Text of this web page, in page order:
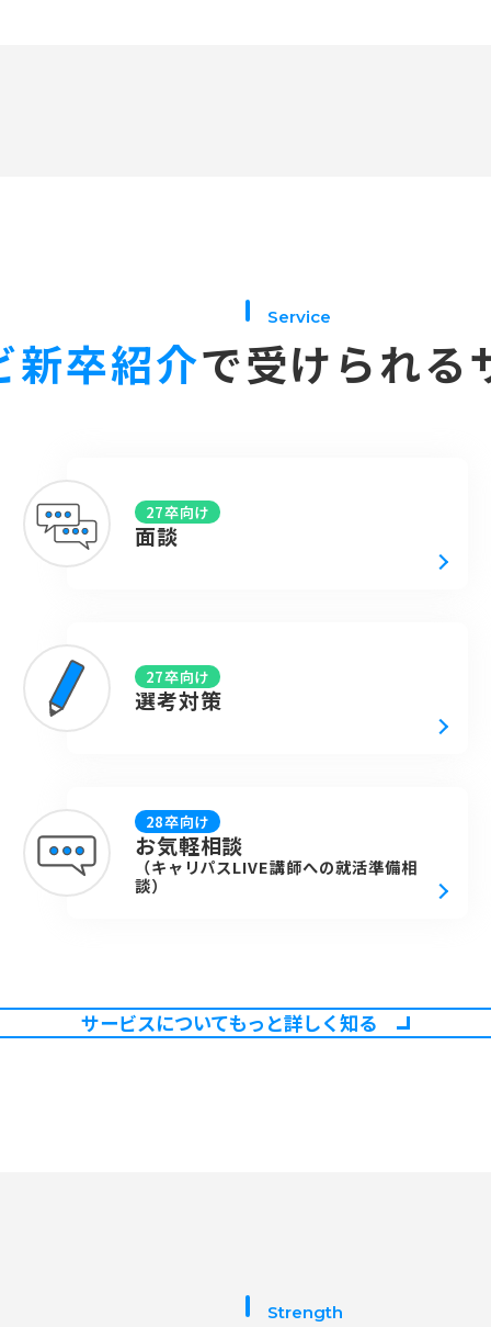
Service
新卒紹介で受けられる
27卒向け
面談
27卒向け
選考対策
28卒向け
お気軽相談
（キャリパスLIVE講師への就活準備相
談）
サービスについてもっと詳しく知る
Strength